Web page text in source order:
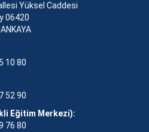
Yüksel Caddesi
06420
10 80
52 90
Eğitim Merkezi):
76 80